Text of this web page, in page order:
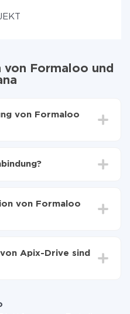
von Formaloo und
von Formaloo
15 Minuten.
von Formaloo
die über unseren
ein anderes übertragen
Apix-Drive sind